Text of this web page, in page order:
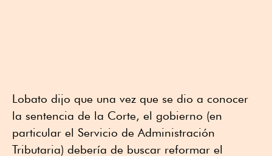
Lobato dijo que una vez que se dio a conocer
la sentencia de la Corte, el gobierno (en
particular el Servicio de Administración
Tributaria) debería de buscar reformar el